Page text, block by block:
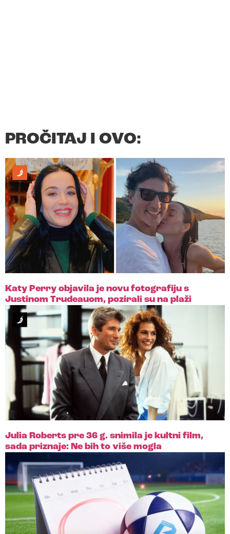
PROČITAJ I OVO:
Katy Perry objavila je novu fotografiju s
Justinom Trudeauom, pozirali su na plaži
Julia Roberts pre 36 g. snimila je kultni film,
sada priznaje: Ne bih to više mogla